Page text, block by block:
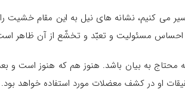
می کنیم، نشانه های نیل به این مقام خشیت
احساس مسئولیت و تعبّد و تخشّع از آن ظاهر
به بیان باشد. هنوز هم که هنوز است و بعد
او در کشف معضلات مورد استفاده خواهد بود.